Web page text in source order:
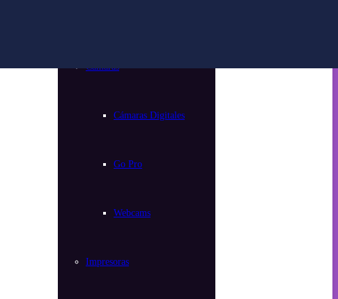
Cámaras
Cámaras Digitales
Go Pro
Webcams
Impresoras